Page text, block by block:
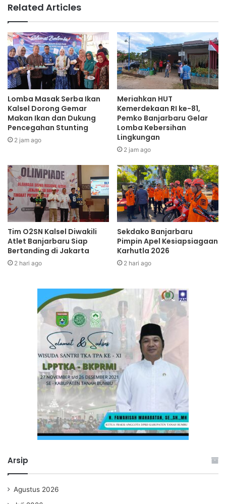
Related Articles
Lomba Masak Serba Ikan
Kalsel Dorong Gemar
Makan Ikan dan Dukung
Pencegahan Stunting
2 jam ago
Meriahkan HUT
Kemerdekaan RI ke-81,
Pemko Banjarbaru Gelar
Lomba Kebersihan
Lingkungan
2 jam ago
Tim O2SN Kalsel Diwakili
Atlet Banjarbaru Siap
Bertanding di Jakarta
2 hari ago
Sekdako Banjarbaru
Pimpin Apel Kesiapsiagaan
Karhutla 2026
2 hari ago
Arsip
Agustus 2026